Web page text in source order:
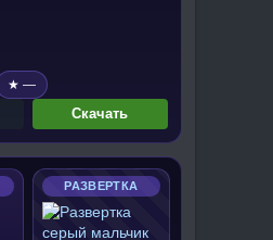
★ —
Скачать
РАЗВЕРТКА